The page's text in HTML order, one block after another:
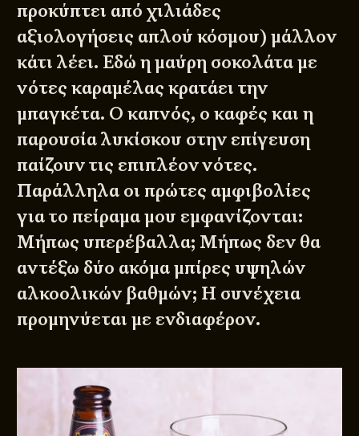
προκύπτει από χιλιάδες
αξιολογήσεις απλού κόσμου) μάλλον
κάτι λέει. Εδώ η μαύρη σοκολάτα με
νότες καραμέλας κρατάει την
μπαγκέτα. Ο καπνός, ο καφές και η
παρουσία λυκίσκου στην επίγευση
παίζουν τις επιπλέον νότες.
Παράλληλα οι πρώτες αμφιβολίες
για το πείραμα μου εμφανίζονται:
Μήπως υπερέβαλλα; Μήπως δεν θα
αντέξω δύο ακόμα μπίρες υψηλών
αλκοολικών βαθμών; Η συνέχεια
προμηνύεται με ενδιαφέρον.